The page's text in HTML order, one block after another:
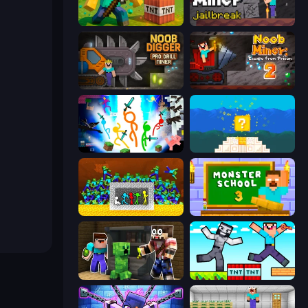
Voxel Playground: Ragdoll Noob Noob Miner: Escape From Prison
Noob Digger: Pro Drill Miner Noob Miner 2: Escape From Prison
Stickman Epic
Stick Fighter vs Zombies Monster School 3
Noob Trolls Pro Noob Gigachad: Parkour Tricks Challenge